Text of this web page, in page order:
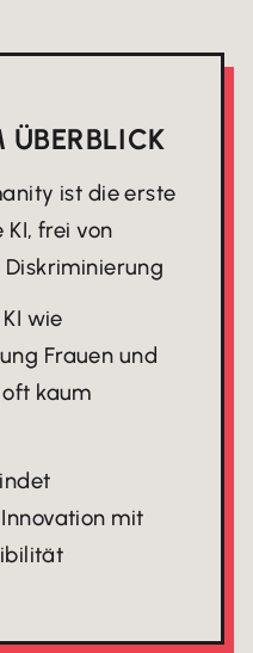
ÜBERBLICK
ist die erste
KI, frei von
wie
Frauen und
kaum
mit